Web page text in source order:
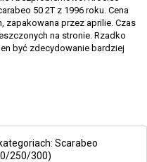
50 2T z 1996 roku. Cena
zapakowana przez aprilie. Czas
na stronie. Rzadko
być zdecydowanie bardziej
Scarabeo
250/300)